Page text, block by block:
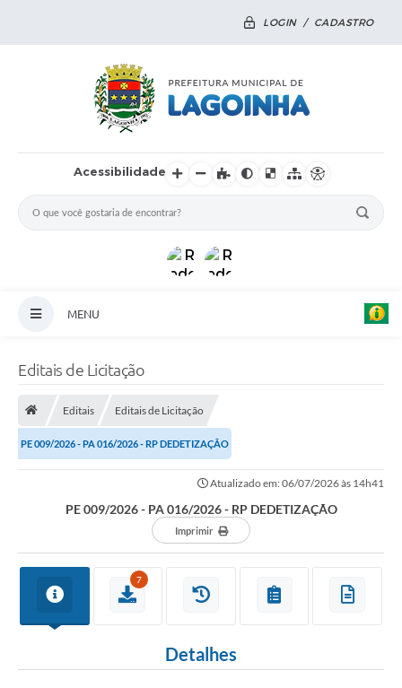
LOGIN / CADASTRO
Acessibilidade
MENU
Secretarias
Contato
Formulário elaboração LDO
FISCAL
Editais de Licitação
Editais Editais de Licitação
PE 009/2026 - PA 016/2026 - RP DEDETIZAÇÃO
Atualizado em: 06/07/2026 às 14h41
PE 009/2026 - PA 016/2026 - RP DEDETIZAÇÃO
Imprimir
7
Detalhes